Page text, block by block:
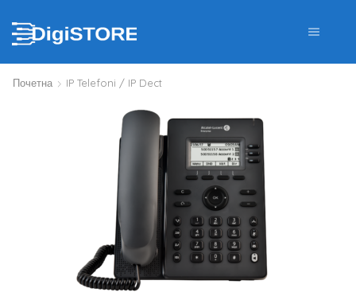
Почетна IP Telefoni / IP Dect